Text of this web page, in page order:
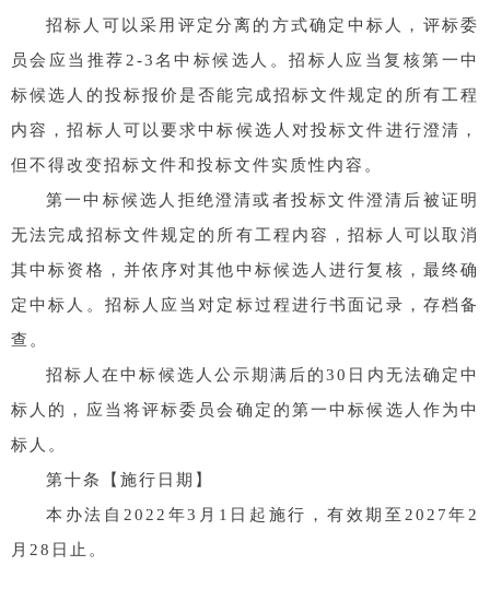
招标人可以采用评定分离的方式确定中标人，评标委
员会应当推荐2-3名中标候选人。招标人应当复核第一中
标候选人的投标报价是否能完成招标文件规定的所有工程
内容，招标人可以要求中标候选人对投标文件进行澄清，
但不得改变招标文件和投标文件实质性内容。
第一中标候选人拒绝澄清或者投标文件澄清后被证明
无法完成招标文件规定的所有工程内容，招标人可以取消
其中标资格，并依序对其他中标候选人进行复核，最终确
定中标人。招标人应当对定标过程进行书面记录，存档备
查。
招标人在中标候选人公示期满后的30日内无法确定中
标人的，应当将评标委员会确定的第一中标候选人作为中
标人。
第十条【施行日期】
本办法自2022年3月1日起施行，有效期至2027年2
月28日止。